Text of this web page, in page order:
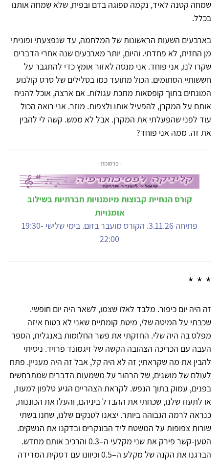
שמחה קטנה לאיד, נקמה ספוגה בדם ובפיח, שלא שִמחה אותנו
בכלל.
בארבעים השעות הראשונות של המלחמה, עד שנפצעתי ופוניתי
מן החזית, לא פחדתי. והיום, יותר מארבעים שנה אחרי הדברים
שקרו לנו, אני פוחד. אני מנסה לאזור אומץ כדי להתגבר על
חששותיי הסתומים. הכול מתועד כמו בסלילים של סרט קולנוע
המונחים בתוך קופסאות מתכת עגולות. אם ארצה, אוכל להניח
אותם על המקרן, להפעיל אותו ולצפות. מוזר. אני רואה הכול
עוד לפני שהפעלתי את המקרן. אבל לא ממש. קשה לי להבין
את זה. ממה אני פוחד?
- פרסומת -
קורס הנחיית קבוצות מיומנויות חברתיות בשילוב
אומנויות
פתיחה 3.11.26. הקורס מועבר בזום. בימי שלישי 19:30-
22:00
* * *
זה היה יום כיפור. מלבד לאלו שצמו, לשאר היה יום חופשי.
שכבתי על המיטה שלי, מיטת קומתיים שאני לא בטוח איזה
מפלס בה היה שלי. החזקתי את פשר החלומות באנגלית, הספר
העבה עם הכריכה הצהובה הקשה של זיגמונד פרויד. ניסיתי
להבין את מה שקראתי; זה לא היה קל, אבל זה היה מעניין. פתח
לעולם של מושגים, של הרהור על משמעות הדברים שמתרחשים
בפנים, עמוק בתוך הנפש. לקראת הצהריים הגיע טלפון למעוז,
או לתעוז שלנו, שכחתי את ההבדל ביניהם, והעלו את הכוננות,
כנראה לרמה הגבוהה ביותר. יצאנו לטנקים שלנו, שחנו בשתי
שורות צפופות על המשטח ליד הבונקרים ובדקנו את הנשקים.
הטען-קשר פירק את שני מקלעי ה–0.3 והרכיב אותם מחדש.
הברגנו את הקנה של מקלע ה–0.5 וכיוונו עם דסקית המדידה